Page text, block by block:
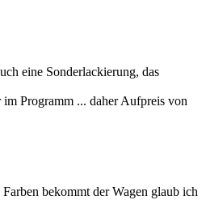
eine Sonderlackierung, das
Programm ... daher Aufpreis von
bekommt der Wagen glaub ich